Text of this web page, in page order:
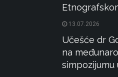
13.07.2026
Učešće dr
na
simpozijumu